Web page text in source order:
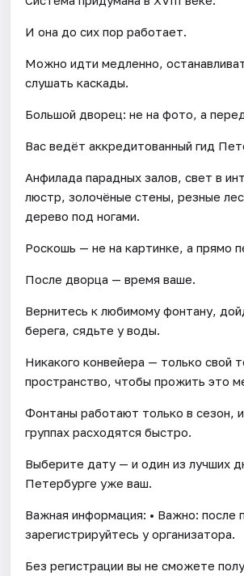
И она до сих пор работает.
Можно идти медленно,
слушать каскады.
Большой дворец: не на фото, а
Вас ведёт аккредитованный гид
Анфилада парадных залов, свет в
люстр, золочёные стены, резные
дерево под ногами.
Роскошь — не на картинке, а прямо
После дворца — время ваше.
Вернитесь к любимому фонтану,
берега, сядьте у воды.
Никакого конвейера — только свой
пространство, чтобы прожить это
Фонтаны работают только в сезон,
группах расходятся быстро.
Выберите дату — и один из лучших
Петербурге уже ваш.
Важная информация: • Важно: после
зарегистрируйтесь у организатора.
Без регистрации вы не сможете